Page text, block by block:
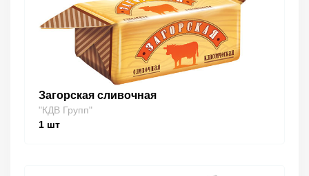
Загорская сливочная
"КДВ Групп"
1 шт